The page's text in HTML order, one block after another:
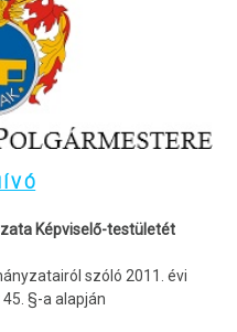
Í V Ó
Képviselő-testületét
szóló 2011. évi
45. §-a alapján